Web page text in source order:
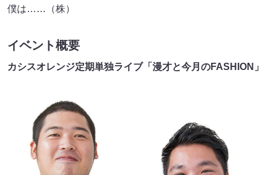
僕は……（株）
イベント概要
カシスオレンジ定期単独ライブ「漫才と今月のFASHION」